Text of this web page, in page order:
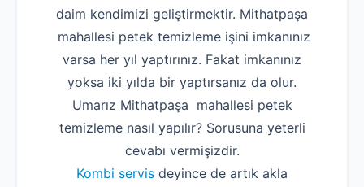
daim kendimizi geliştirmektir. Mithatpaşa
mahallesi petek temizleme işini imkanınız
varsa her yıl yaptırınız. Fakat imkanınız
yoksa iki yılda bir yaptırsanız da olur.
Umarız Mithatpaşa mahallesi petek
temizleme nasıl yapılır? Sorusuna yeterli
cevabı vermişizdir.
Kombi servis deyince de artık akla